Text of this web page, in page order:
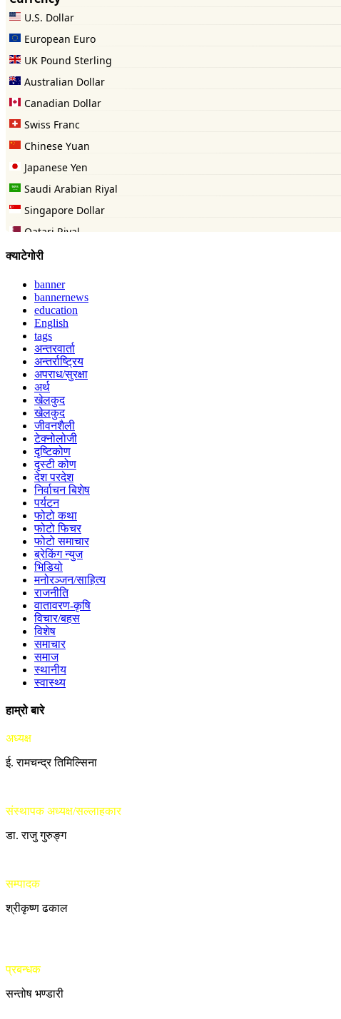
क्याटेगोरी
banner
bannernews
education
English
tags
अन्तरवार्ता
अन्तर्राष्ट्रिय
अपराध/सुरक्षा
अर्थ
खेलकुद
खेलकुद
जीवनशैली
टेक्नोलोजी
दृष्टिकोण
दृस्टी कोण
देश परदेश
निर्वाचन बिशेष
पर्यटन
फोटो कथा
फोटो फिचर
फोटो समाचार
ब्रेकिंग न्युज
भिडियो
मनोरञ्जन/साहित्य
राजनीति
वातावरण-कृषि
विचार/बहस
विशेष
समाचार
समाज
स्थानीय
स्वास्थ्य
हाम्रो बारे
अध्यक्ष
ई. रामचन्द्र तिमिल्सिना
संस्थापक अध्यक्ष/सल्लाहकार
डा. राजु गुरुङ्ग
सम्पादक
श्रीकृष्ण ढकाल
प्रबन्धक
सन्तोष भण्डारी